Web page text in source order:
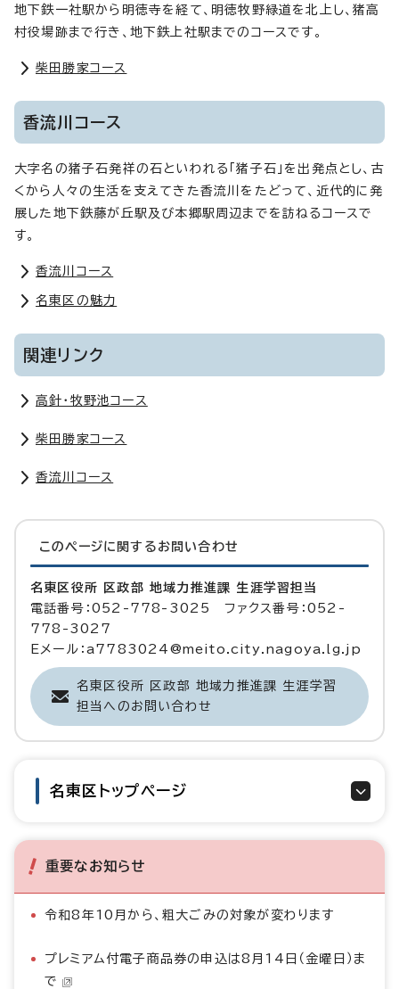
地下鉄一社駅から明徳寺を経て、明徳牧野緑道を北上し、猪高
村役場跡まで行き、地下鉄上社駅までのコースです。
柴田勝家コース
香流川コース
大字名の猪子石発祥の石といわれる「猪子石」を出発点とし、古
くから人々の生活を支えてきた香流川をたどって、近代的に発
展した地下鉄藤が丘駅及び本郷駅周辺までを訪ねるコースで
す。
香流川コース
名東区の魅力
関連リンク
高針・牧野池コース
柴田勝家コース
香流川コース
このページに関する お問い合わせ
名東区役所 区政部 地域力推進課 生涯学習担当
電話番号：052-778-3025 ファクス番号：052-
778-3027
Eメール：a7783024@meito.city.nagoya.lg.jp
名東区役所 区政部 地域力推進課 生涯学習
担当へのお問い合わせ
名東区トップページ
重要なお知らせ
令和8年10月から、粗大ごみの対象が変わります
プレミアム付電子商品券の申込は8月14日（金曜日）ま
で